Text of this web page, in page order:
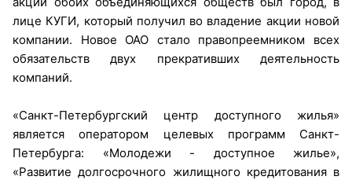
лице КУГИ, который получил во владение акции новой
компании. Новое ОАО стало правопреемником всех
обязательств двух прекративших деятельность
компаний.
«Санкт-Петербургский центр доступного жилья»
является оператором целевых программ Санкт-
Петербурга: «Молодежи - доступное жилье»,
«Развитие долгосрочного жилищного кредитования в